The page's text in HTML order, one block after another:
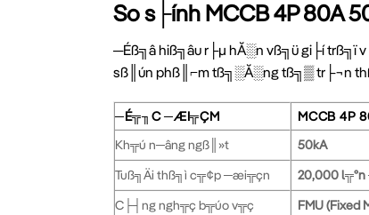
So s├ính MCCB 4P 80A
─Éß╗â hiß╗âu r├µ hĂ░n vß╗ü gi├í trß╗ï
sß║ún phß║⌐m tß╗░Ă░ng tß╗▒ tr├¬n
─É╦╖C ─ÆI╦ÇM MCCB 4P
Kh╦ú n─âng ngß║»t
50kA
Tuß╗Äi thß╗ì c╦¢p ─æi╦çn
20,000
C├┤ng ngh╦ç b╦úo v╦ç
FMU (Fixed